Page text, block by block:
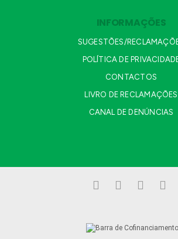
INFORMAÇÕES
SUGESTÕES/
POLÍTICA DE
CONTACTOS
LIVRO DE RECLAMAÇÕES
CANAL DE DENÚNCIAS